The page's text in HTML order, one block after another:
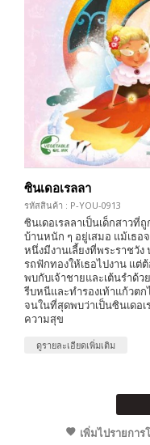
ซินเดอเรลลา
รหัสสินค้า : P-YOU-0913
ซินเดอเรลลาเป็นเด็กสาวที่
บ้านหนัก ๆ อยู่เสมอ แม้เธอ
หนึ่งมีงานเลี้ยงที่พระราชวั
รถฟักทองให้เธอไปงาน แต่
พบกับเจ้าชายและเต้นรำด้ว
รีบหนีและทำรองเท้าแก้วตก
จนในที่สุดพบว่าเป็นซินเดอ
ความสุข
ดูรายละเอียดเพิ่มเติม
เพิ่มไปรายการ